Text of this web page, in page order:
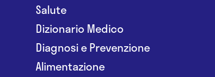
Salute
Dizionario Medico
Diagnosi e Prevenzione
Alimentazione